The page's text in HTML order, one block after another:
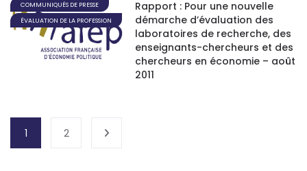
COMMUNIQUÉS DE PRESSE
ÉVALUATION DE LA PROFESSION
Rapport : Pour une nouvelle
démarche d’évaluation des
laboratoires de recherche, des
enseignants-chercheurs et des
chercheurs en économie – août
2011
1 2